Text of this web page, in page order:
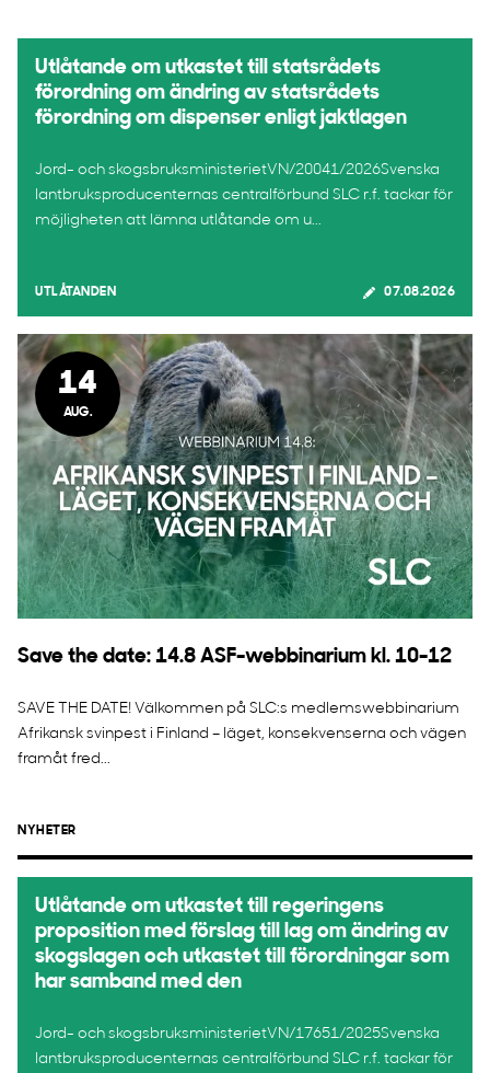
Utlåtande om utkastet till statsrådets
förordning om ändring av statsrådets
förordning om dispenser enligt jaktlagen
Jord- och skogsbruksministerietVN/20041/2026Svenska
lantbruksproducenternas centralförbund SLC r.f. tackar för
möjligheten att lämna utlåtande om u...
UTLÅTANDEN 07.08.2026
14
AUG.
Save the date: 14.8 ASF-webbinarium kl. 10-12
SAVE THE DATE! Välkommen på SLC:s medlemswebbinarium
Afrikansk svinpest i Finland – läget, konsekvenserna och vägen
framåt fred...
NYHETER
Utlåtande om utkastet till regeringens
proposition med förslag till lag om ändring av
skogslagen och utkastet till förordningar som
har samband med den
Jord- och skogsbruksministerietVN/17651/2025Svenska
lantbruksproducenternas centralförbund SLC r.f. tackar för